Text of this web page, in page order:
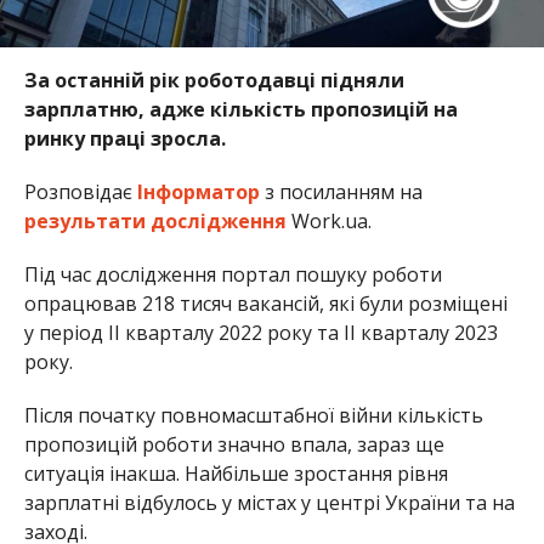
За останній рік роботодавці підняли
зарплатню, адже кількість пропозицій на
ринку праці зросла.
Розповідає Інформатор з посиланням на
результати дослідження Work.ua.
Під час дослідження портал пошуку роботи
опрацював 218 тисяч вакансій, які були розміщені
у період ІІ кварталу 2022 року та ІІ кварталу 2023
року.
Після початку повномасштабної війни кількість
пропозицій роботи значно впала, зараз ще
ситуація інакша. Найбільше зростання рівня
зарплатні відбулось у містах у центрі України та на
заході.